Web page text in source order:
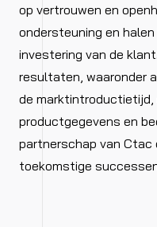
op vertrouwen en
ondersteuning en
investering van de
resultaten, waaronder
de
productgegevens en
partnerschap van Ctac
toekomstige